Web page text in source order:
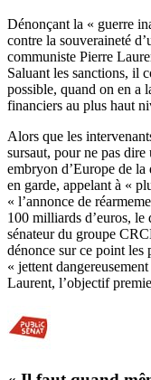
Dénonçant la « guerre
contre la souveraineté
communiste Pierre
Saluant les sanctions, il
possible, quand on en a
financiers au plus haut
Alors que les
sursaut, pour ne pas dire
embryon d’Europe de la
en garde, appelant à «
« l’annonce de
100 milliards d’euros,
sénateur du groupe
dénonce sur ce point les
« jettent
Laurent, l’objectif